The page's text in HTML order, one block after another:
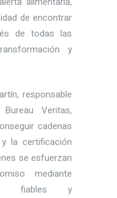
de encontrar
de todas las
y
responsable
Veritas,
cadenas
la certificación
se esfuerzan
mediante
fiables y